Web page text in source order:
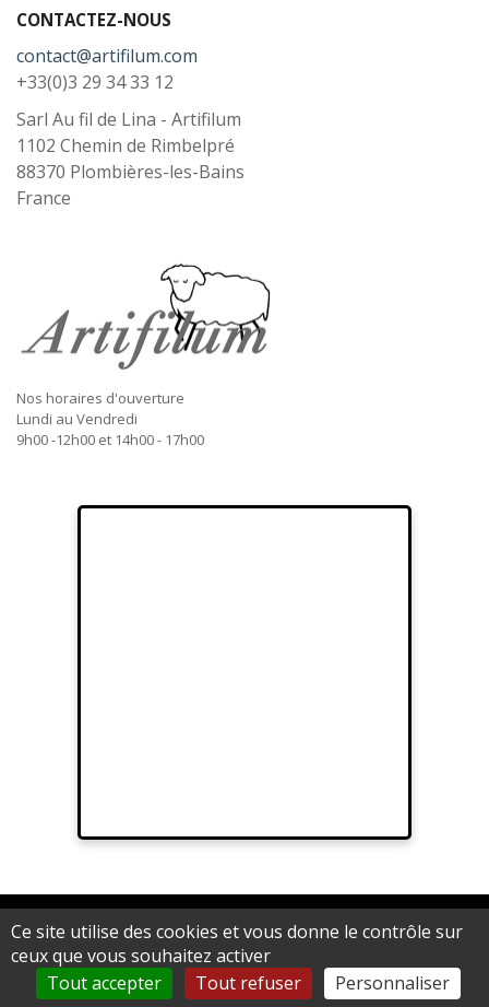
CONTACTEZ-NOUS
contact@artifilum.com
+33(0)3 29 34 33 12
Sarl Au fil de Lina - Artifilum
1102 Chemin de Rimbelpré
88370 Plombières-les-Bains
France
Nos horaires d'ouverture
Lundi au Vendredi
9h00 -12h00 et 14h00 - 17h00
© 2012 Sarl Au fil de Lina - Artifilum au capital de 15.000,00 € - RCS
Epinal B 539 062 992
Ce site utilise des cookies et vous donne le contrôle sur
ceux que vous souhaitez activer
Tout accepter
Tout refuser Personnaliser